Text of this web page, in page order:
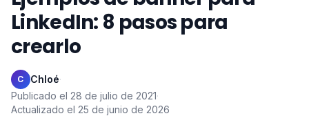
LinkedIn: 8 pasos para
crearlo
C Chloé·
Publicado el 28 de julio de 2021·
Actualizado el 25 de junio de 2026